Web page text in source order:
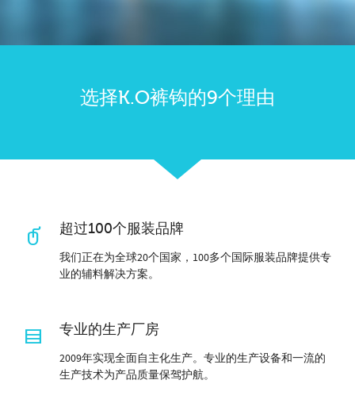
选择K.O裤钩的9个理由
超过100个服装品牌
我们正在为全球20个国家，100多个国际服装品牌提供专
业的辅料解决方案。
专业的生产厂房
2009年实现全面自主化生产。专业的生产设备和一流的
生产技术为产品质量保驾护航。